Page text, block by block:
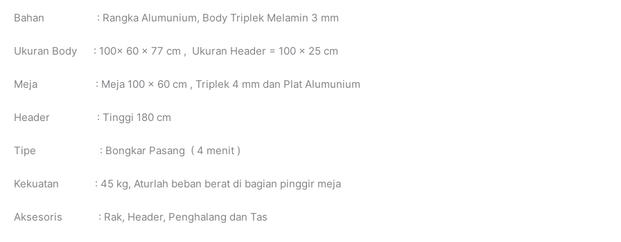
Bahan : Rangka Alumunium, Body Triplek Melamin 3 mm
Ukuran Body : 100x 60 x 77 cm , Ukuran Header = 100 x 25 cm
Meja : Meja 100 x 60 cm , Triplek 4 mm dan Plat Alumunium
Header : Tinggi 180 cm
Tipe : Bongkar Pasang ( 4 menit )
Kekuatan : 45 kg, Aturlah beban berat di bagian pinggir meja
Aksesoris : Rak, Header, Penghalang dan Tas